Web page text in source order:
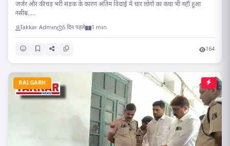
जर्जर और कीचड़ भरी सड़क के कारण अंतिम विदाई में चार लोगों का कंधा भी नहीं हुआ
नसीब.....
Takkar Admin 5 दिन पहले 1 min
164
RAIGARH